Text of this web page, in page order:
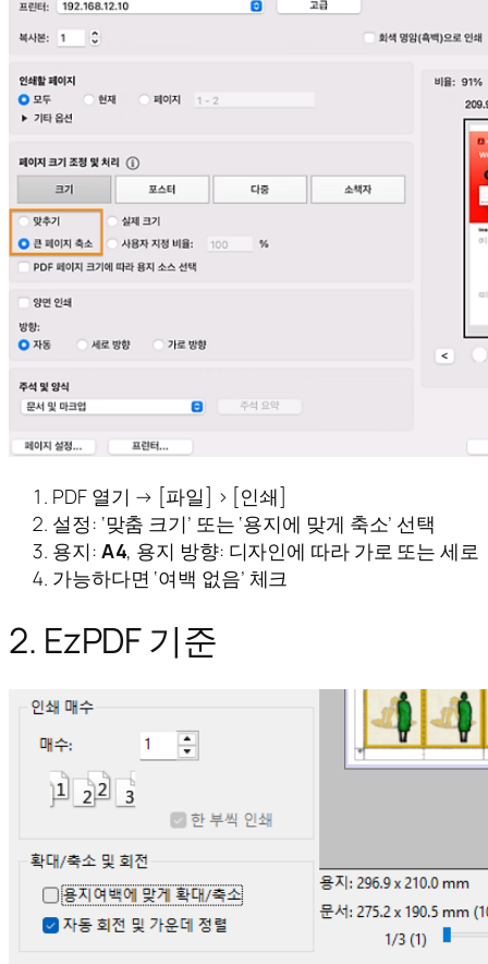
PDF 열기 → [파일] > [인쇄]
설정: ‘맞춤 크기’ 또는 ‘용지에 맞게 축소’ 선택
용지: A4, 용지 방향: 디자인에 따라 가로 또는 세로
가능하다면 ‘여백 없음’ 체크
2. EzPDF 기준